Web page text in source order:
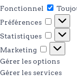
Fonctionnel
Préférences
Statistiques
Marketing
Gérer les options
Gérer les services